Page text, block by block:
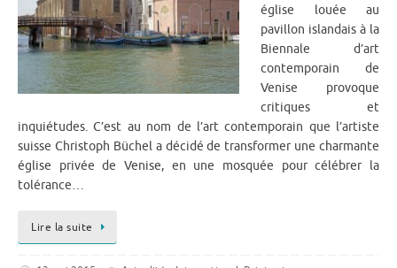
église louée au
pavillon islandais à la
Biennale d’art
contemporain de
Venise provoque
critiques et
inquiétudes. C’est au nom de l’art contemporain que l’artiste
suisse Christoph Büchel a décidé de transformer une charmante
église privée de Venise, en une mosquée pour célébrer la
tolérance…
Lire la suite